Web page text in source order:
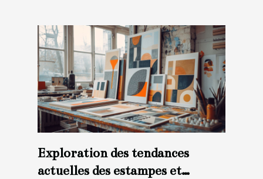
Exploration des tendances
actuelles des estampes et